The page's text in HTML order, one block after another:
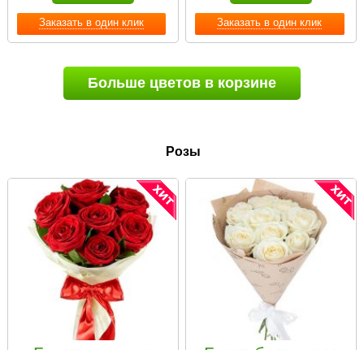
Заказать в один клик Заказать в один клик
Больше цветов в корзине
Розы